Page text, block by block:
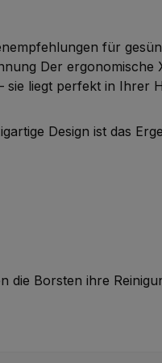
für
Der
sie liegt perfekt in Ihrer
Design ist das
die Borsten ihre